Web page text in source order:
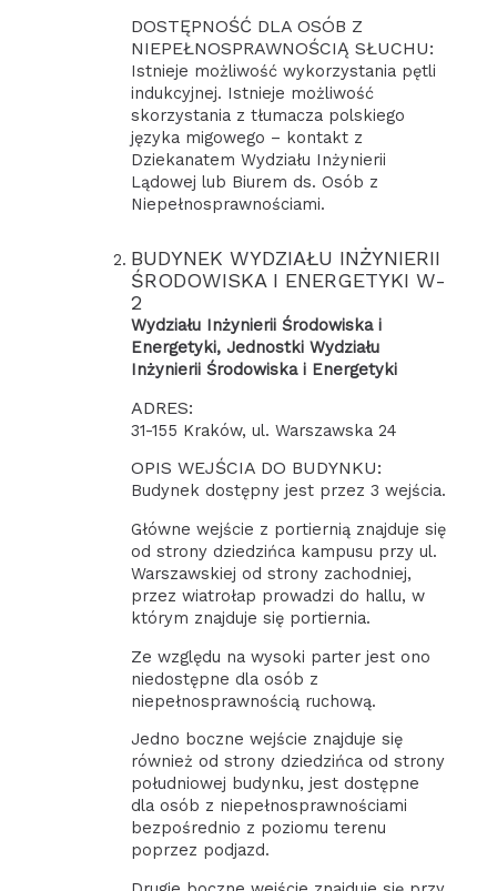
DOSTĘPNOŚĆ DLA OSÓB Z
NIEPEŁNOSPRAWNOŚCIĄ SŁUCHU:
Istnieje możliwość wykorzystania pętli
indukcyjnej. Istnieje możliwość
skorzystania z tłumacza polskiego
języka migowego – kontakt z
Dziekanatem Wydziału Inżynierii
Lądowej lub Biurem ds. Osób z
Niepełnosprawnościami.
BUDYNEK WYDZIAŁU INŻYNIERII
ŚRODOWISKA I ENERGETYKI W-
2
Wydziału Inżynierii Środowiska i
Energetyki, Jednostki Wydziału
Inżynierii Środowiska i Energetyki
ADRES:
31-155 Kraków, ul. Warszawska 24
OPIS WEJŚCIA DO BUDYNKU:
Budynek dostępny jest przez 3 wejścia.
Główne wejście z portiernią znajduje się
od strony dziedzińca kampusu przy ul.
Warszawskiej od strony zachodniej,
przez wiatrołap prowadzi do hallu, w
którym znajduje się portiernia.
Ze względu na wysoki parter jest ono
niedostępne dla osób z
niepełnosprawnością ruchową.
Jedno boczne wejście znajduje się
również od strony dziedzińca od strony
południowej budynku, jest dostępne
dla osób z niepełnosprawnościami
bezpośrednio z poziomu terenu
poprzez podjazd.